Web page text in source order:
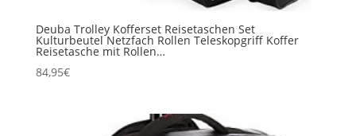
Deuba Trolley Kofferset Reisetaschen Set
Kulturbeutel Netzfach Rollen Teleskopgriff Koffer
Reisetasche mit Rollen…
84,95€